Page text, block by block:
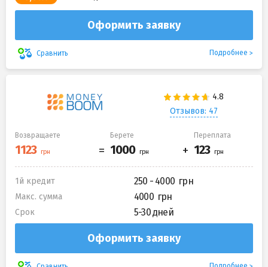
Оформить заявку
Сравнить Подробнее
Отзывов: 47
Возвращаете Берете Переплата
1й кредит 250 - 4000
Макс. сумма 4000
Срок 5-30 дней
Оформить заявку